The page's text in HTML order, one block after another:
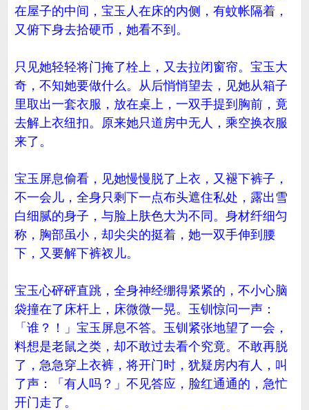
在屋子的中间，宝玉人在床的内侧，有蚊帐隔着，
又俯下身去拾硬币，她看不到。
只见她轻轻将门掩了栓上，又去拉闭窗帘。宝玉大
奇，不知她要做什么。从后悄悄望去，见她从箱子
里取出一套衣服，放在桌上，一双手提到胸前，竟
去解上衣纽扣。原来她只道房中无人，乘空换衣服
来了。
宝玉屏息偷看，见她慢慢脱了上衣，又褪下裤子，
不一会儿，全身只剩下一点布头遮住私处，露出雪
白细腻的身子，与脸上肤色大为不同。身材纤细匀
称，胸部虽小，却尖尖的挺着，她一双手伸到腰
下，又要解下裤衩儿。
宝玉心砰砰直跳，全身神经绷得紧紧的，不小心脑
袋撞在了床杆上，床微微一晃。玉钏惊问一声：
「谁？！」宝玉屏息不答。玉钏紧张地望了一会，
料想是老鼠之类，却不敢过去看个究竟。不敢再脱
了，急急穿上衣裤，将开门时，犹疑房内有人，叫
了声：「有人吗？」不见答应，脸红通通的，急忙
开门走了。